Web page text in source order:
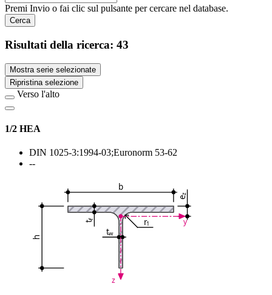
Premi Invio o fai clic sul pulsante per cercare nel database.
Cerca
Risultati della ricerca: 43
Mostra serie selezionate
Ripristina selezione
Verso l'alto
1/2 HEA
DIN 1025-3:1994-03;Euronorm 53-62
--
b
h
t
f
tw
e
z
r1 y
z